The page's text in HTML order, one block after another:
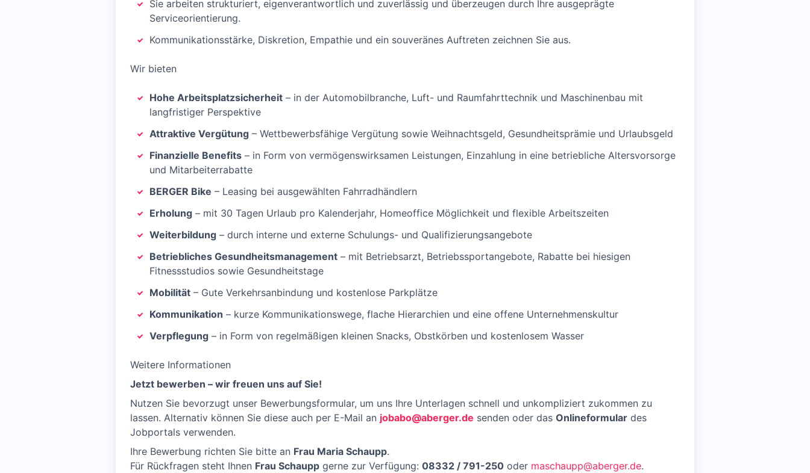
Sie arbeiten strukturiert, eigenverantwortlich und zuverlässig und überzeugen durch Ihre ausgeprägte
Serviceorientierung.
Kommunikationsstärke, Diskretion, Empathie und ein souveränes Auftreten zeichnen Sie aus.
Wir bieten
Hohe Arbeitsplatzsicherheit – in der Automobilbranche, Luft- und Raumfahrttechnik und Maschinenbau mit
langfristiger Perspektive
Attraktive Vergütung – Wettbewerbsfähige Vergütung sowie Weihnachtsgeld, Gesundheitsprämie und Urlaubsgeld
Finanzielle Benefits – in Form von vermögenswirksamen Leistungen, Einzahlung in eine betriebliche Altersvorsorge
und Mitarbeiterrabatte
BERGER Bike – Leasing bei ausgewählten Fahrradhändlern
Erholung – mit 30 Tagen Urlaub pro Kalenderjahr, Homeoffice Möglichkeit und flexible Arbeitszeiten
Weiterbildung – durch interne und externe Schulungs- und Qualifizierungsangebote
Betriebliches Gesundheitsmanagement – mit Betriebsarzt, Betriebssportangebote, Rabatte bei hiesigen
Fitnessstudios sowie Gesundheitstage
Mobilität – Gute Verkehrsanbindung und kostenlose Parkplätze
Kommunikation – kurze Kommunikationswege, flache Hierarchien und eine offene Unternehmenskultur
Verpflegung – in Form von regelmäßigen kleinen Snacks, Obstkörben und kostenlosem Wasser
Weitere Informationen
Jetzt bewerben – wir freuen uns auf Sie!
Nutzen Sie bevorzugt unser Bewerbungsformular, um uns Ihre Unterlagen schnell und unkompliziert zukommen zu
lassen. Alternativ können Sie diese auch per E-Mail an jobabo@aberger.de senden oder das Onlineformular des
Jobportals verwenden.
Ihre Bewerbung richten Sie bitte an Frau Maria Schaupp.
Für Rückfragen steht Ihnen Frau Schaupp gerne zur Verfügung: 08332 / 791-250 oder maschaupp@aberger.de.